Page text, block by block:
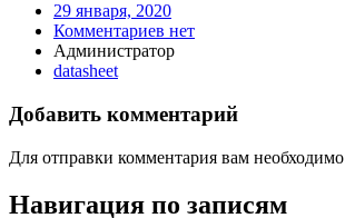
29 января, 2020
Комментариев нет
Администратор
datasheet
Добавить комментарий
Для отправки комментария вам необходимо
Навигация по записям